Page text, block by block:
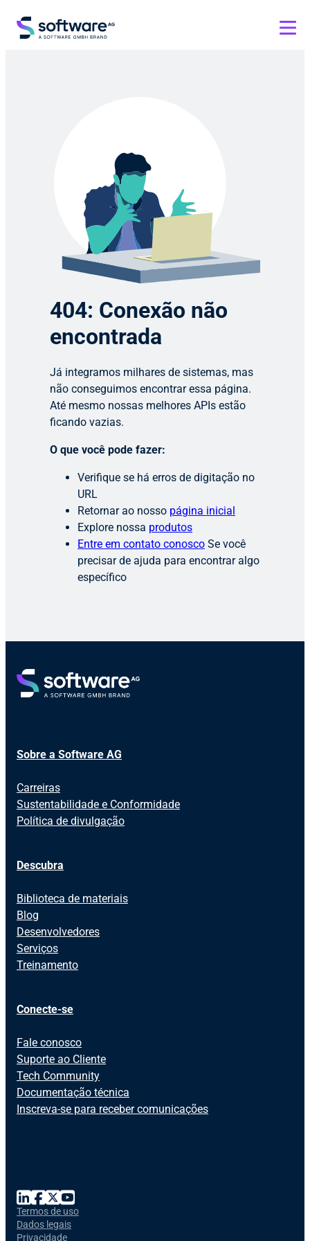
404: Conexão não
encontrada
Já integramos milhares de sistemas, mas
não conseguimos encontrar essa página.
Até mesmo nossas melhores APIs estão
ficando vazias.
O que você pode fazer:
Verifique se há erros de digitação no
URL
Retornar ao nosso página inicial
Explore nossa produtos
Entre em contato conosco Se você
precisar de ajuda para encontrar algo
específico
Sobre a Software AG
Carreiras
Sustentabilidade e Conformidade
Política de divulgação
Descubra
Biblioteca de materiais
Blog
Desenvolvedores
Serviços
Treinamento
Conecte-se
Fale conosco
Suporte ao Cliente
Tech Community
Documentação técnica
Inscreva-se para receber comunicações
Termos de uso
Dados legais
Privacidade